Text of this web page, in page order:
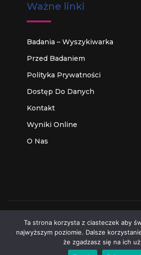
Ważne linki
Badania – Wyszykiwarka
Przed Badaniem
Polityka Prywatności
Dostęp Do Danych
Kontakt
Wyniki Online
O Nas
Made with byMediaLabSome
Ta strona korzysta z ciasteczek aby
najwyższym poziomie. Dalsze
że zgadzasz się na ich